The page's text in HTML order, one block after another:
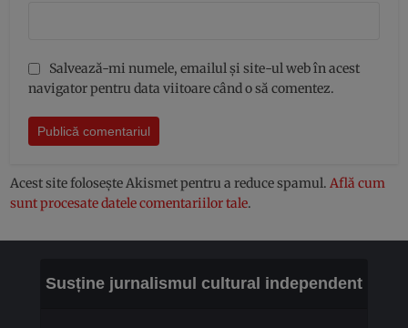
Salvează-mi numele, emailul și site-ul web în acest
navigator pentru data viitoare când o să comentez.
Acest site folosește Akismet pentru a reduce spamul.Află cum
sunt procesate datele comentariilor tale.
Susține jurnalismul cultural independent